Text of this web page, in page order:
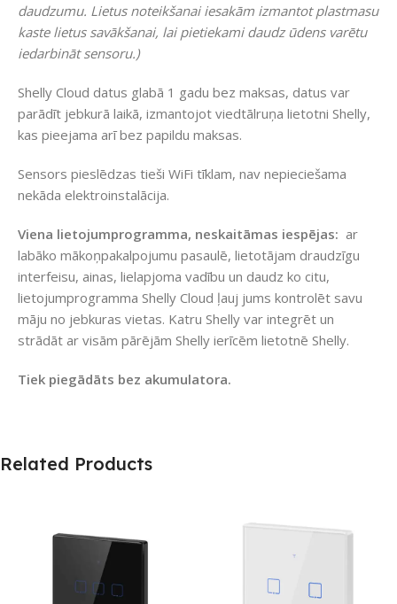
daudzumu. Lietus noteikšanai iesakām izmantot plastmasu
kaste lietus savākšanai, lai pietiekami daudz ūdens varētu
iedarbināt sensoru.)
Shelly Cloud datus glabā 1 gadu bez maksas, datus var
parādīt jebkurā laikā, izmantojot viedtālruņa lietotni Shelly,
kas pieejama arī bez papildu maksas.
Sensors pieslēdzas tieši WiFi tīklam, nav nepieciešama
nekāda elektroinstalācija.
Viena lietojumprogramma, neskaitāmas iespējas: ar
labāko mākoņpakalpojumu pasaulē, lietotājam draudzīgu
interfeisu, ainas, lielapjoma vadību un daudz ko citu,
lietojumprogramma Shelly Cloud ļauj jums kontrolēt savu
māju no jebkuras vietas. Katru Shelly var integrēt un
strādāt ar visām pārējām Shelly ierīcēm lietotnē Shelly.
Tiek piegādāts bez akumulatora.
Related Products